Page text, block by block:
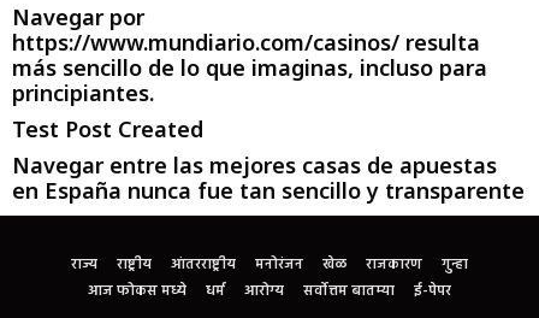
Navegar por
https://www.mundiario.com/casinos/ resulta
más sencillo de lo que imaginas, incluso para
principiantes.
Test Post Created
Navegar entre las mejores casas de apuestas
en España nunca fue tan sencillo y transparente
राज्य राष्ट्रीय आंतरराष्ट्रीय मनोरंजन खेळ राजकारण
गुन्हा
आज फोकस मध्ये
धर्म आरोग्य सर्वोत्तम बातम्या ई-पेपर